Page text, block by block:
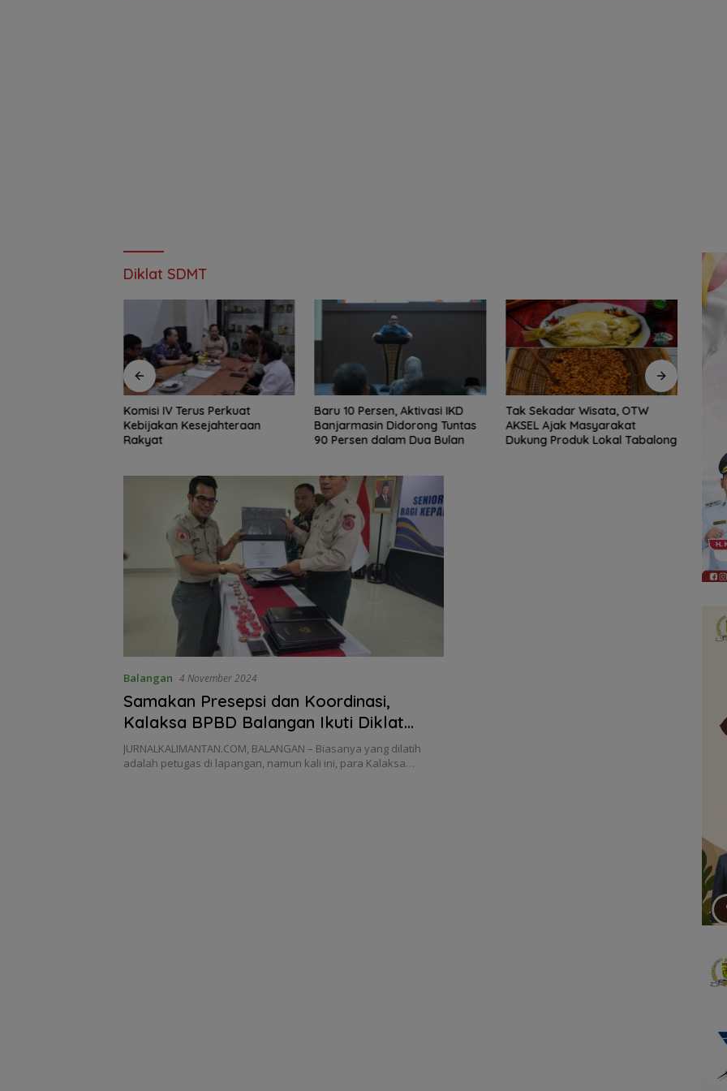
Diklat SDMT
Baru 10 Persen, Aktivasi IKD
Banjarmasin Didorong Tuntas
90 Persen dalam Dua Bulan
Tak Sekadar Wisata, OTW
AKSEL Ajak Masyarakat
Dukung Produk Lokal Tabalong
DPRD Balangan Manfaatkan
Podcast untuk Perluas
Informasi dan Serap Aspirasi
Balangan 4 November 2024
Samakan Presepsi dan Koordinasi,
Kalaksa BPBD Balangan Ikuti Diklat
SDMT di Bogor
JURNALKALIMANTAN.COM, BALANGAN – Biasanya yang dilatih
adalah petugas di lapangan, namun kali ini, para Kalaksa…